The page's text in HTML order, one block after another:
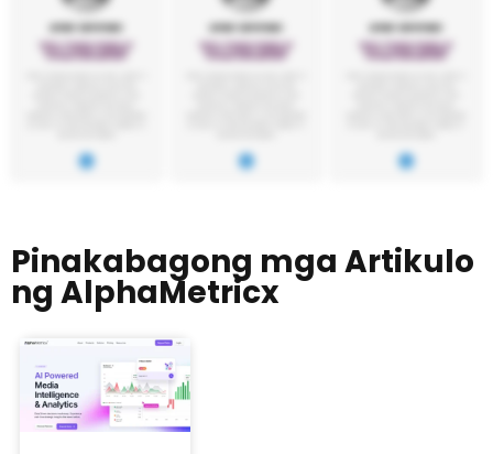
Pinakabagong mga Artikulo
ng AlphaMetricx